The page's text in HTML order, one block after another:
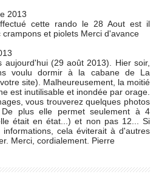
2013
cette rando le 28 Aout est il
et piolets Merci d'avance
aujourd'hui (29 août 2013). Hier soir,
voulu dormir à la cabane de La
site). Malheureusement, la moitié
est inutilisable et inondée par orage.
vous trouverez quelques photos
plus elle permet seulement à 4
était en état...) et non pas 12... Si
cela éviterait à d'autres
Merci, cordialement. Pierre